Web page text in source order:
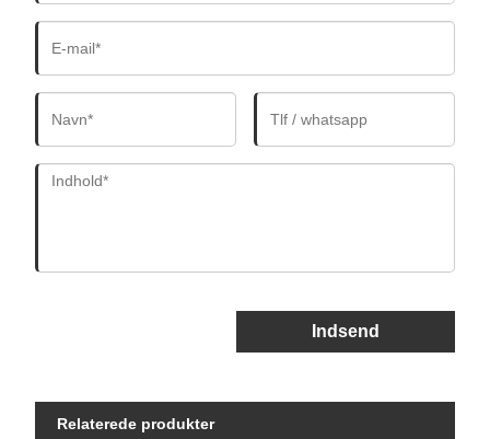
Indsend
Relaterede produkter